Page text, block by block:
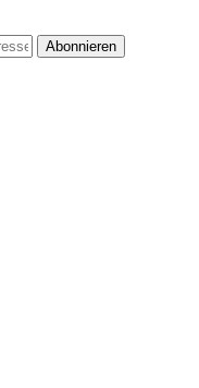
Abonnieren